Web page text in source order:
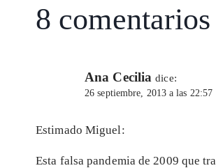
8 comentarios
Ana Cecilia dice:
26 septiembre, 2013 a las 22:57
Estimado Miguel:
Esta falsa pandemia de 2009 que